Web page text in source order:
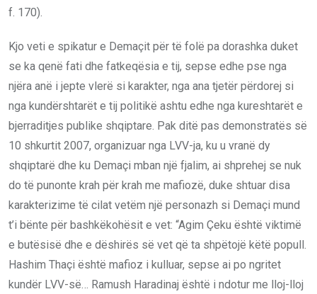
f. 170).
Kjo veti e spikatur e Demaçit për të folë pa dorashka duket
se ka qenë fati dhe fatkeqësia e tij, sepse edhe pse nga
njëra anë i jepte vlerë si karakter, nga ana tjetër përdorej si
nga kundërshtarët e tij politikë ashtu edhe nga kureshtarët e
bjerraditjes publike shqiptare. Pak ditë pas demonstratës së
10 shkurtit 2007, organizuar nga LVV-ja, ku u vranë dy
shqiptarë dhe ku Demaçi mban një fjalim, ai shprehej se nuk
do të punonte krah për krah me mafiozë, duke shtuar disa
karakterizime të cilat vetëm një personazh si Demaçi mund
t’i bënte për bashkëkohësit e vet: “Agim Çeku është viktimë
e butësisë dhe e dëshirës së vet që ta shpëtojë këtë popull.
Hashim Thaçi është mafioz i kulluar, sepse ai po ngritet
kundër LVV-së… Ramush Haradinaj është i ndotur me lloj-lloj